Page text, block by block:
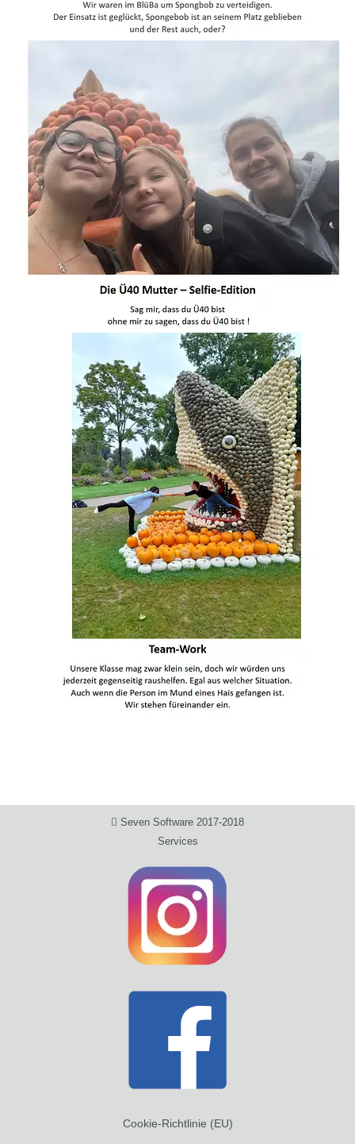
Seven Software 2017-2018
Services
Cookie-Richtlinie (EU)